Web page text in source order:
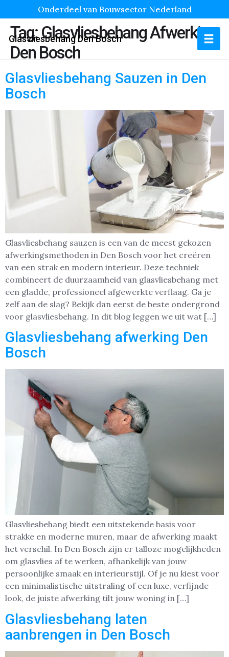
Onderdeel van Bouwsector Nederland
Glasvliesbehang Den Bosch
Tag:Glasvliesbehang Afwerking
Den Bosch
Glasvliesbehang Sauzen in Den
Bosch
Glasvliesbehang sauzen is een van de meest gekozen
afwerkingsmethoden in Den Bosch voor het creëren
van een strak en modern interieur. Deze techniek
combineert de duurzaamheid van glasvliesbehang met
een gladde, professioneel afgewerkte verflaag. Ga je
zelf aan de slag? Bekijk dan eerst de beste ondergrond
voor glasvliesbehang. In dit blog leggen we uit wat […]
Glasvliesbehang afwerking Den
Bosch
Glasvliesbehang biedt een uitstekende basis voor
strakke en moderne muren, maar de afwerking maakt
het verschil. In Den Bosch zijn er talloze mogelijkheden
om glasvlies af te werken, afhankelijk van jouw
persoonlijke smaak en interieurstijl. Of je nu kiest voor
een minimalistische uitstraling of een luxe, verfijnde
look, de juiste afwerking tilt jouw woning in […]
Glasvliesbehang laten
aanbrengen in Den Bosch